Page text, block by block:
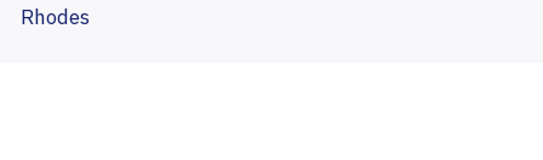
Rhodes